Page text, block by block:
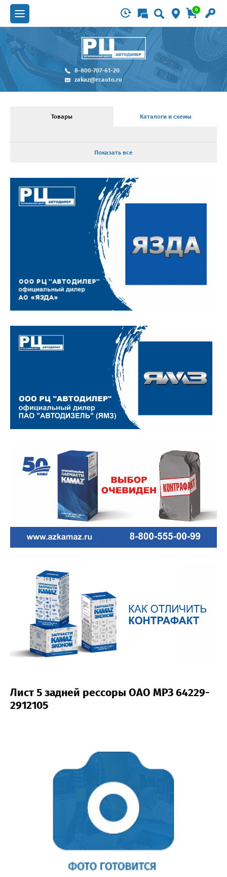
0
8-800-707-61-20
zakaz@rcauto.ru
Товары Каталоги и схемы
Показать все
Лист 5 задней рессоры ОАО МРЗ 64229-
2912105